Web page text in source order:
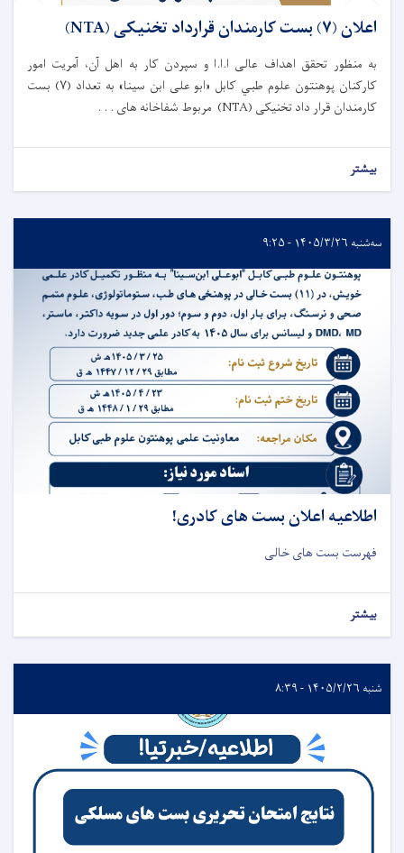
اعلان (۷) بست کارمندان قرارداد تخنیکی (NTA)
به منظور تحقق اهداف عالی ا.ا.ا و سپردن کار به اهل آن، آمریت امور
کارکنان پوهنتون علوم طبي کابل «ابو علی ابن سینا» به تعداد (۷) بست
کارمندان قرار داد تخنیکی (NTA) مربوط شفاخانه های . . .
بیشتر
سه‌شنبه ۱۴۰۵/۳/۲۶ - ۹:۲۵
اطلاعیه اعلان بست های کادری!
فهرست بست های خالی
بیشتر
شنبه ۱۴۰۵/۲/۲۶ - ۸:۳۹